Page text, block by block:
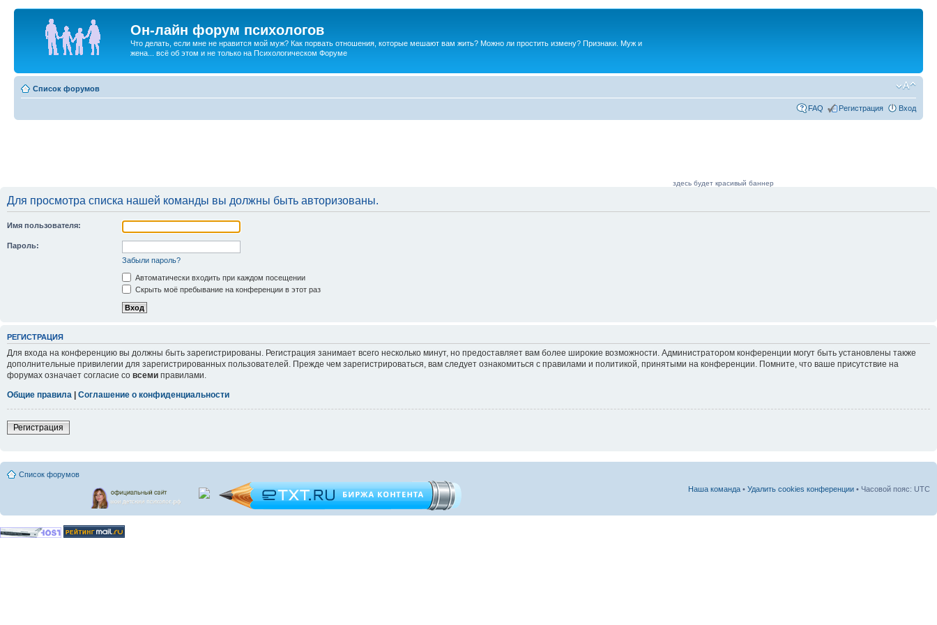
Он-лайн форум психологов
Что делать, если мне не нравится мой муж? Как порвать отношения, которые мешают вам жить? Можно ли простить измену? Признаки. Муж и
жена... всё об этом и не только на Психологическом Форуме
Список форумов
FAQ Регистрация Вход
здесь будет красивый баннер
Для просмотра списка нашей команды вы должны быть авторизованы.
Имя пользователя:
Пароль:
Забыли пароль?
Автоматически входить при каждом посещении
Скрыть моё пребывание на конференции в этот раз
РЕГИСТРАЦИЯ
Для входа на конференцию вы должны быть зарегистрированы. Регистрация занимает всего несколько минут, но предоставляет вам более широкие возможности. Администратором конференции могут быть установлены также
дополнительные привилегии для зарегистрированных пользователей. Прежде чем зарегистрироваться, вам следует ознакомиться с правилами и политикой, принятыми на конференции. Помните, что ваше присутствие на
форумах означает согласие со всеми правилами.
Общие правила
Соглашение о конфиденциальности
Регистрация
Список форумов
Наша команда • Удалить cookies конференции • Часовой пояс: UTC